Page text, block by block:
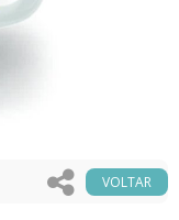
VOLTAR